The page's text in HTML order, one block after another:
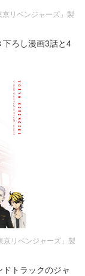
リベンジャーズ」製
ろし漫画3話と4
リベンジャーズ」製
トラックのジャ